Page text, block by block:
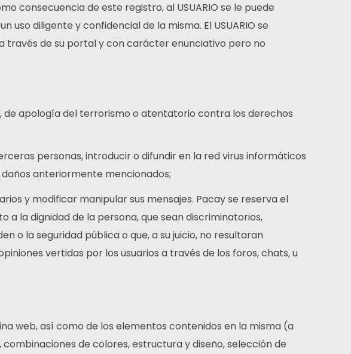
consecuencia de este registro, al USUARIO se le puede
diligente y confidencial de la misma. El USUARIO se
través de su portal y con carácter enunciativo pero no
apología del terrorismo o atentatorio contra los derechos
personas, introducir o difundir en la red virus informáticos
anteriormente mencionados;
y modificar manipular sus mensajes. Pacay se reserva el
la dignidad de la persona, que sean discriminatorios,
o la seguridad pública o que, a su juicio, no resultaran
vertidas por los usuarios a través de los foros, chats, u
web, así como de los elementos contenidos en la misma (a
de colores, estructura y diseño, selección de